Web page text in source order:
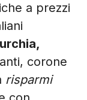
a prezzi
corone
risparmi